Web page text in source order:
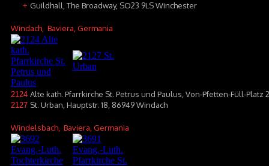
+ Guildhall, The Broadway, SO23 9LS Winchester
Windach , Baviera, Germania
2124 Alte kath. Pfarrkirche St. Petrus und Paulus, Von-Pfetten-Füll-Platz
2127 St. Urban, Hauptstr. 18, 86949 Windach
Windelsbach , Baviera, Germania